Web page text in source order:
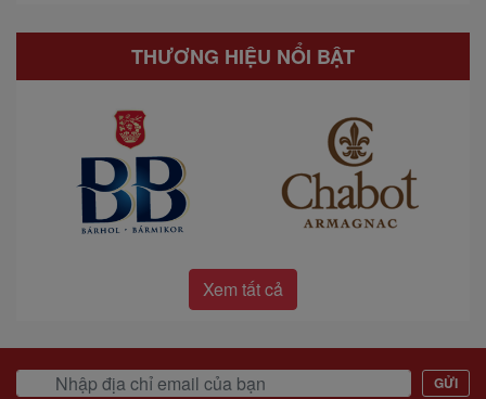
THƯƠNG HIỆU NỔI BẬT
Xem tất cả
GỬI